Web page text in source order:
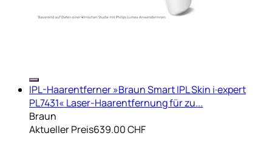
IPL-Haarentferner »Braun Smart IPL Skin i·expert
PL7431« Laser-Haarentfernung für zu...
Braun
Aktueller Preis639.00 CHF